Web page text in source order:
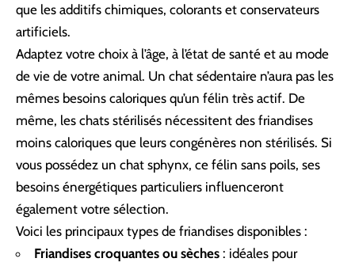
que les additifs chimiques, colorants et conservateurs
artificiels.
Adaptez votre choix à l’âge, à l’état de santé et au mode
de vie de votre animal. Un chat sédentaire n’aura pas les
mêmes besoins caloriques qu’un félin très actif. De
même, les chats stérilisés nécessitent des friandises
moins caloriques que leurs congénères non stérilisés. Si
vous possédez un chat sphynx, ce félin sans poils, ses
besoins énergétiques particuliers influenceront
également votre sélection.
Voici les principaux types de friandises disponibles :
Friandises croquantes ou sèches : idéales pour